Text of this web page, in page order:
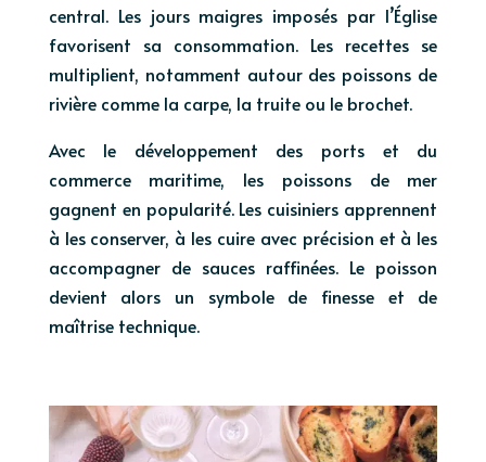
central. Les jours maigres imposés par l’Église
favorisent sa consommation. Les recettes se
multiplient, notamment autour des poissons de
rivière comme la carpe, la truite ou le brochet.
Avec le développement des ports et du
commerce maritime, les poissons de mer
gagnent en popularité. Les cuisiniers apprennent
à les conserver, à les cuire avec précision et à les
accompagner de sauces raffinées. Le poisson
devient alors un symbole de finesse et de
maîtrise technique.